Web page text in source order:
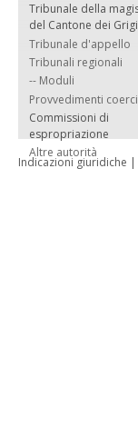
Tribunale della
del Cantone dei
Tribunale d'appello
Tribunali regionali
-- Moduli
Provvedimenti
Commissioni di
espropriazione
Altre autorità
Indicazioni giuridiche |